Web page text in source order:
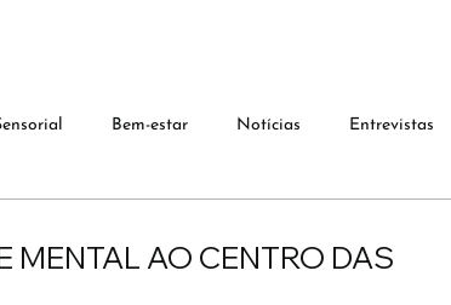
Bem-estar Notícias Entrevistas
MENTAL AO CENTRO DAS